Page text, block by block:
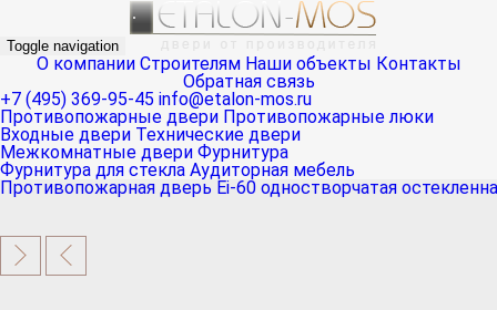
Toggle navigation
О компании Строителям Наши объекты Контакты
Обратная связь
+7 (495) 369-95-45 info@etalon-mos.ru
Противопожарные двери Противопожарные люки
Входные двери Технические двери
Межкомнатные двери Фурнитура
Фурнитура для стекла Аудиторная мебель
Противопожарная дверь Ei-60 одностворчатая